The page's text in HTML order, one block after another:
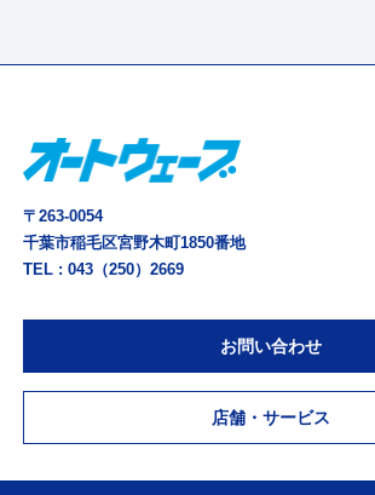
〒263-0054
千葉市稲毛区宮野木町1850番地
TEL :043（250）2669
お問い合わせ
店舗・サービス